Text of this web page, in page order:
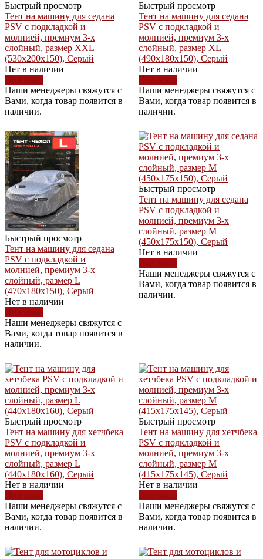
Быстрый просмотр
Тент на машину для седана
PSV с подкладкой и
молнией, премиум 3-х
слойный, размер XXL
(530x200x150), Серый
Нет в наличии
Наши менеджеры свяжутся с
Вами, когда товар появится в
наличии.
Быстрый просмотр
Тент на машину для седана
PSV с подкладкой и
молнией, премиум 3-х
слойный, размер XL
(490x180x150), Серый
Нет в наличии
Наши менеджеры свяжутся с
Вами, когда товар появится в
наличии.
Быстрый просмотр
Тент на машину для седана
PSV с подкладкой и
молнией, премиум 3-х
слойный, размер L
(470x180x150), Серый
Нет в наличии
Наши менеджеры свяжутся с
Вами, когда товар появится в
наличии.
Быстрый просмотр
Тент на машину для седана
PSV с подкладкой и
молнией, премиум 3-х
слойный, размер M
(450x175x150), Серый
Нет в наличии
Наши менеджеры свяжутся с
Вами, когда товар появится в
наличии.
Быстрый просмотр
Тент на машину для хетчбека
PSV с подкладкой и
молнией, премиум 3-х
слойный, размер L
(440x180x160), Серый
Нет в наличии
Наши менеджеры свяжутся с
Вами, когда товар появится в
наличии.
Быстрый просмотр
Тент на машину для хетчбека
PSV с подкладкой и
молнией, премиум 3-х
слойный, размер M
(415x175x145), Серый
Нет в наличии
Наши менеджеры свяжутся с
Вами, когда товар появится в
наличии.